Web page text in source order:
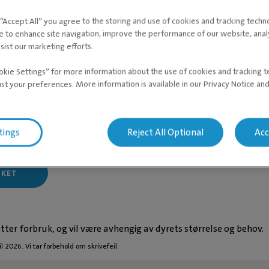
og kr 3655,- for operasjoner, tannbehandling eller
på at vi ønsker betaling med kort/kredittkort eller Vipps ved
mulighet for å utsette betalingen eller søke om
og forsikringsoppgjør her.
forbruk, og vil være avhengig av dyrets størrelse og behov.
2026. Vi tar forbehold om skrivefeil.
Anette
Særskilte
Les mer om
All” you agree to the storing and use of cookies and tracking
to enhance site navigation, improve the performance of our website,
our marketing efforts.
Settings” for more information about the use of cookies and tracking
your preferences. More information is available in our Privacy Notice
Reject All Optional